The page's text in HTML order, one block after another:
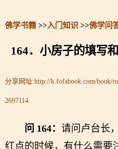
佛学书籍 >>入门知识 >>佛学问
164．小房子的填写
分享网址:http://k.fofabook.com/book/
2697114
问 164： 请问卢台长
红点的时候，有什么需要